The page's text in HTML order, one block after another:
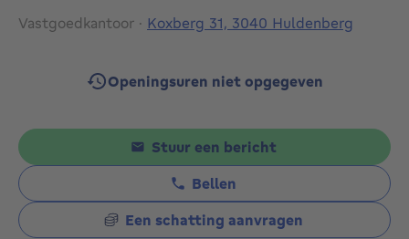
Vastgoedkantoor · Koxberg 31, 3040 Huldenberg
Openingsuren niet opgegeven
Stuur een bericht
Bellen
Een schatting aanvragen